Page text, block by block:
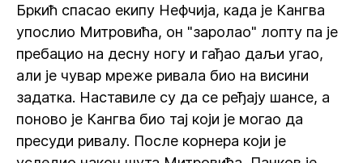
Бркић спасао екипу Нефчија, када је Кангва
упослио Митровића, он "заролао" лопту па је
пребацио на десну ногу и гађао даљи угао,
али је чувар мреже ривала био на висини
задатка. Наставиле су да се ређају шансе, а
поново је Кангва био тај који је могао да
пресуди ривалу. После корнера који је